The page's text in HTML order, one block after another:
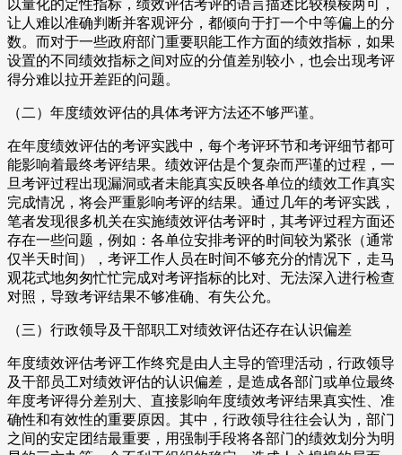
以量化的定性指标，绩效评估考评的语言描述比较模棱两可，
让人难以准确判断并客观评分，都倾向于打一个中等偏上的分
数。而对于一些政府部门重要职能工作方面的绩效指标，如果
设置的不同绩效指标之间对应的分值差别较小，也会出现考评
得分难以拉开差距的问题。
（二）年度绩效评估的具体考评方法还不够严谨。
在年度绩效评估的考评实践中，每个考评环节和考评细节都可
能影响着最终考评结果。绩效评估是个复杂而严谨的过程，一
旦考评过程出现漏洞或者未能真实反映各单位的绩效工作真实
完成情况，将会严重影响考评的结果。通过几年的考评实践，
笔者发现很多机关在实施绩效评估考评时，其考评过程方面还
存在一些问题，例如：各单位安排考评的时间较为紧张（通常
仅半天时间），考评工作人员在时间不够充分的情况下，走马
观花式地匆匆忙忙完成对考评指标的比对、无法深入进行检查
对照，导致考评结果不够准确、有失公允。
（三）行政领导及干部职工对绩效评估还存在认识偏差
年度绩效评估考评工作终究是由人主导的管理活动，行政领导
及干部员工对绩效评估的认识偏差，是造成各部门或单位最终
年度考评得分差别大、直接影响年度绩效考评结果真实性、准
确性和有效性的重要原因。其中，行政领导往往会认为，部门
之间的安定团结最重要，用强制手段将各部门的绩效划分为明